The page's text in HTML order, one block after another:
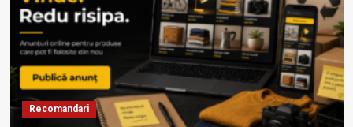
Recomandari